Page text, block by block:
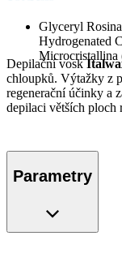
Glyceryl
Hydrogenated
Microcristallina
Depilační vosk
chloupků. Výtažky z
regenerační účinky a
depilaci větších ploch
Parametry